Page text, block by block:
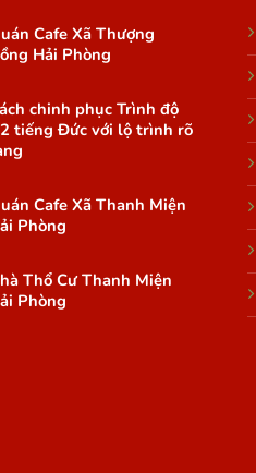
Cafe Xã Thượng
Hải Phòng
chinh phục Trình độ
tiếng Đức với lộ trình rõ
Cafe Xã Thanh Miện
Phòng
Thổ Cư Thanh Miện
Phòng